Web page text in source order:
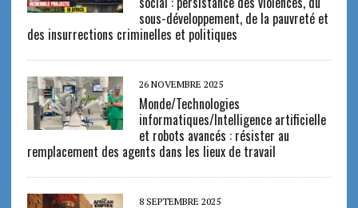
sous-développement, de la pauvreté et
des insurrections criminelles et politiques
26 NOVEMBRE 2025
Monde/Technologies
informatiques/Intelligence artificielle
et robots avancés : résister au
remplacement des agents dans les lieux de travail
8 SEPTEMBRE 2025